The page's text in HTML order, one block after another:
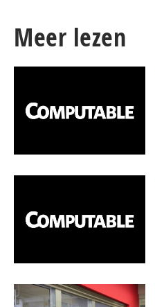
Meer lezen